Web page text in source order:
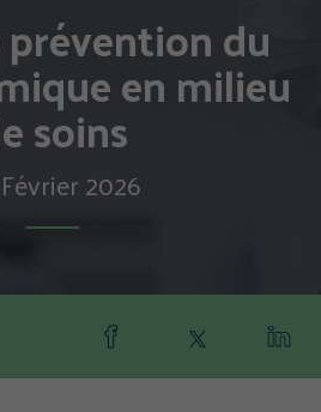
du
en milieu
soins
2026
Partager
cette
Partager
cette
cette